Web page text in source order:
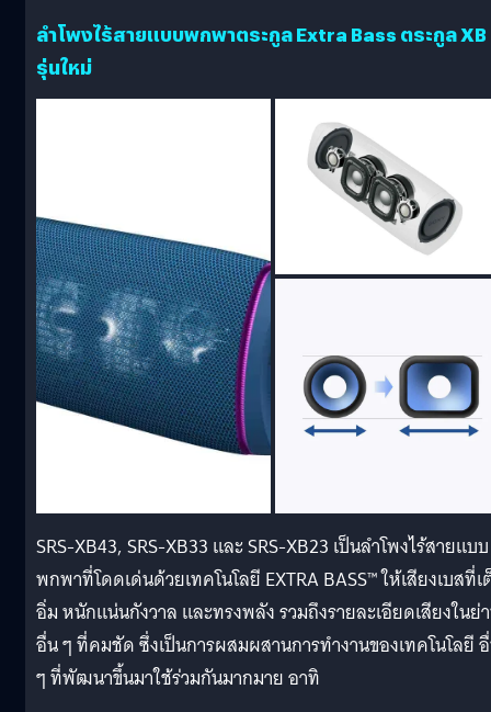
ลำโพงไร้สายแบบพกพาตระกูล Extra Bass ตระกูล XB
รุ่นใหม่
SRS-XB43, SRS-XB33 และ SRS-XB23 เป็นลำโพงไร้สายแบบ
พกพาที่โดดเด่นด้วยเทคโนโลยี EXTRA BASS™ ให้เสียงเบสที่
อิ่ม หนักแน่นกังวาล และทรงพลัง รวมถึงรายละเอียดเสียงในย่
อื่น ๆ ที่คมชัด ซึ่งเป็นการผสมผสานการทำงานของเทคโนโลยี
ๆ ที่พัฒนาขึ้นมาใช้ร่วมกันมากมาย อาทิ